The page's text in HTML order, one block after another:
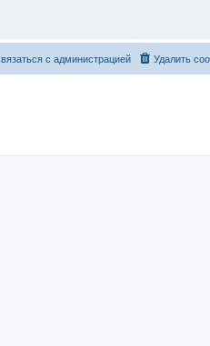
Удалить
с администрацией